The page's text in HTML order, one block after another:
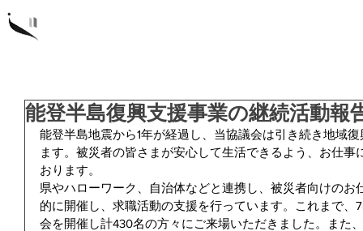
能登半島復興支援事業の継続活動報
能登半島地震から1年が経過し、当協議会は引き続き地域
ます。被災者の皆さまが安心して生活できるよう、お仕
おります。
県やハローワーク、自治体などと連携し、被災者向けのお
的に開催し、求職活動の支援を行っています。これまで、
会を開催し計430名の方々にご来場いただきました。また